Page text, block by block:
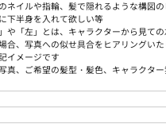
ネイルや指輪、髪で隠れるような構図の
下半身を入れて欲しい等
や「左」とは、キャラクターから見て
合、写真への似せ具合をヒアリングいた
イメージです
真、ご希望の髪型・髪色、キャラクター